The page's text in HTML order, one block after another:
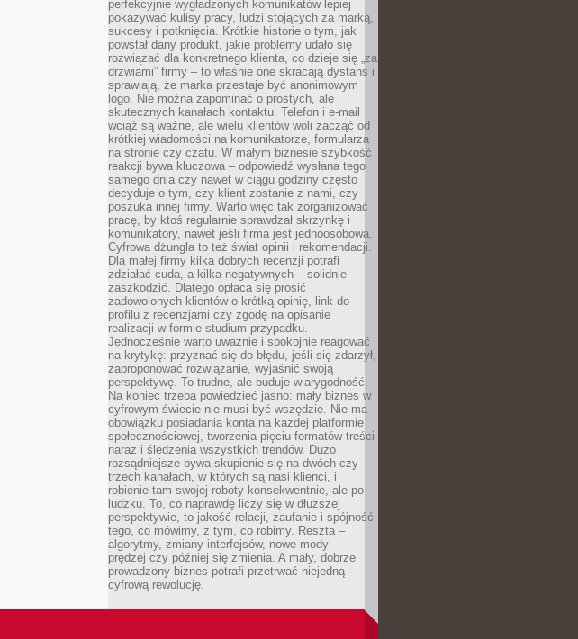
perfekcyjnie wygładzonych komunikatów lepiej
pokazywać kulisy pracy, ludzi stojących za marką,
sukcesy i potknięcia. Krótkie historie o tym, jak
powstał dany produkt, jakie problemy udało się
rozwiązać dla konkretnego klienta, co dzieje się „za
drzwiami” firmy – to właśnie one skracają dystans i
sprawiają, że marka przestaje być anonimowym
logo. Nie można zapominać o prostych, ale
skutecznych kanałach kontaktu. Telefon i e-mail
wciąż są ważne, ale wielu klientów woli zacząć od
krótkiej wiadomości na komunikatorze, formularza
na stronie czy czatu. W małym biznesie szybkość
reakcji bywa kluczowa – odpowiedź wysłana tego
samego dnia czy nawet w ciągu godziny często
decyduje o tym, czy klient zostanie z nami, czy
poszuka innej firmy. Warto więc tak zorganizować
pracę, by ktoś regularnie sprawdzał skrzynkę i
komunikatory, nawet jeśli firma jest jednoosobowa.
Cyfrowa dżungla to też świat opinii i rekomendacji.
Dla małej firmy kilka dobrych recenzji potrafi
zdziałać cuda, a kilka negatywnych – solidnie
zaszkodzić. Dlatego opłaca się prosić
zadowolonych klientów o krótką opinię, link do
profilu z recenzjami czy zgodę na opisanie
realizacji w formie studium przypadku.
Jednocześnie warto uważnie i spokojnie reagować
na krytykę: przyznać się do błędu, jeśli się zdarzył,
zaproponować rozwiązanie, wyjaśnić swoją
perspektywę. To trudne, ale buduje wiarygodność.
Na koniec trzeba powiedzieć jasno: mały biznes w
cyfrowym świecie nie musi być wszędzie. Nie ma
obowiązku posiadania konta na każdej platformie
społecznościowej, tworzenia pięciu formatów treści
naraz i śledzenia wszystkich trendów. Dużo
rozsądniejsze bywa skupienie się na dwóch czy
trzech kanałach, w których są nasi klienci, i
robienie tam swojej roboty konsekwentnie, ale po
ludzku. To, co naprawdę liczy się w dłuższej
perspektywie, to jakość relacji, zaufanie i spójność
tego, co mówimy, z tym, co robimy. Reszta –
algorytmy, zmiany interfejsów, nowe mody –
prędzej czy później się zmienia. A mały, dobrze
prowadzony biznes potrafi przetrwać niejedną
cyfrową rewolucję.